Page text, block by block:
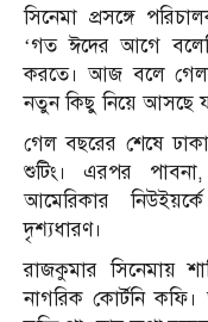
সিনেমা প্রসঙ্গে
‘গত ঈদের আগে
করতে। আজ বলে
নতুন কিছু নিয়ে আসছে
গেল বছরের শেষে
শুটিং। এরপর
আমেরিকার
দৃশ্যধারণ।
রাজকুমার সিনেমায়
নাগরিক কোর্টনি